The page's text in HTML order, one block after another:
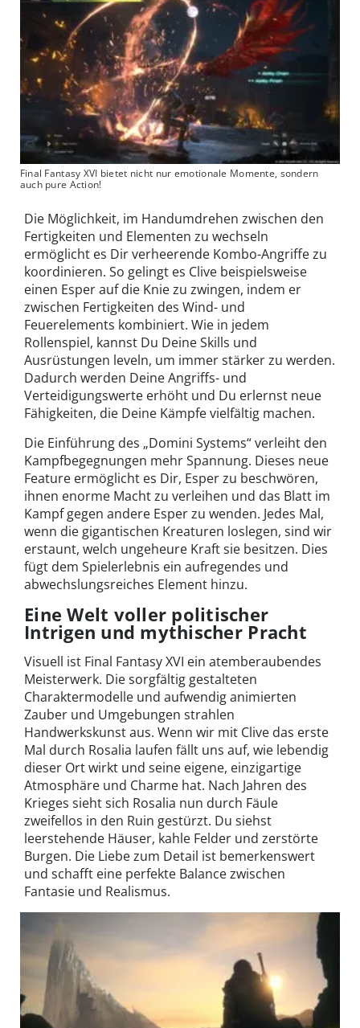
Final Fantasy XVI bietet nicht nur emotionale Momente, sondern
auch pure Action!
Die Möglichkeit, im Handumdrehen zwischen den
Fertigkeiten und Elementen zu wechseln
ermöglicht es Dir verheerende Kombo-Angriffe zu
koordinieren. So gelingt es Clive beispielsweise
einen Esper auf die Knie zu zwingen, indem er
zwischen Fertigkeiten des Wind- und
Feuerelements kombiniert. Wie in jedem
Rollenspiel, kannst Du Deine Skills und
Ausrüstungen leveln, um immer stärker zu werden.
Dadurch werden Deine Angriffs- und
Verteidigungswerte erhöht und Du erlernst neue
Fähigkeiten, die Deine Kämpfe vielfältig machen.
Die Einführung des „Domini Systems“ verleiht den
Kampfbegegnungen mehr Spannung. Dieses neue
Feature ermöglicht es Dir, Esper zu beschwören,
ihnen enorme Macht zu verleihen und das Blatt im
Kampf gegen andere Esper zu wenden. Jedes Mal,
wenn die gigantischen Kreaturen loslegen, sind wir
erstaunt, welch ungeheure Kraft sie besitzen. Dies
fügt dem Spielerlebnis ein aufregendes und
abwechslungsreiches Element hinzu.
Eine Welt voller politischer
Intrigen und mythischer Pracht
Visuell ist Final Fantasy XVI ein atemberaubendes
Meisterwerk. Die sorgfältig gestalteten
Charaktermodelle und aufwendig animierten
Zauber und Umgebungen strahlen
Handwerkskunst aus. Wenn wir mit Clive das erste
Mal durch Rosalia laufen fällt uns auf, wie lebendig
dieser Ort wirkt und seine eigene, einzigartige
Atmosphäre und Charme hat. Nach Jahren des
Krieges sieht sich Rosalia nun durch Fäule
zweifellos in den Ruin gestürzt. Du siehst
leerstehende Häuser, kahle Felder und zerstörte
Burgen. Die Liebe zum Detail ist bemerkenswert
und schafft eine perfekte Balance zwischen
Fantasie und Realismus.